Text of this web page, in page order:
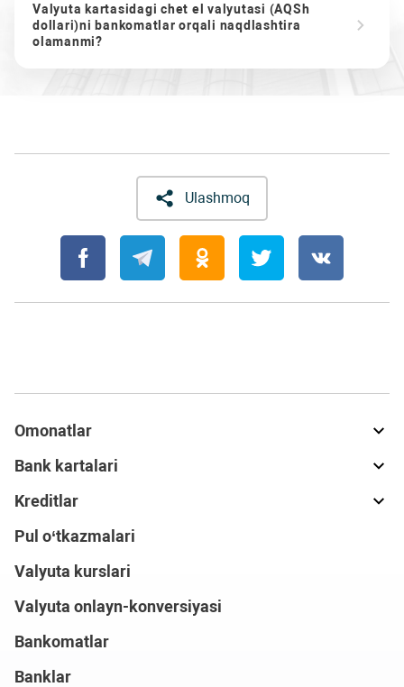
Valyuta kartasidagi chet el valyutasi (AQSh
dollari)ni bankomatlar orqali naqdlashtira
olamanmi?
Ulashmoq
Omonatlar
Bank kartalari
Kreditlar
Pul o‘tkazmalari
Valyuta kurslari
Valyuta onlayn-konversiyasi
Bankomatlar
Banklar